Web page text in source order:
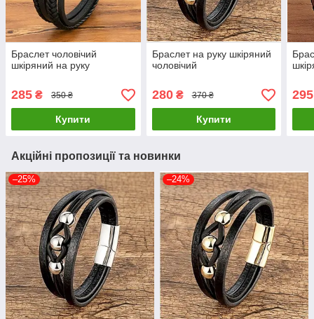
Браслет чоловічий
шкіряний на руку
285 ₴ 350 ₴
Купити
Браслет на руку шкіряний
чоловічий
280₴ 370 ₴
Купити
295
Акційні пропозиції та новинки
–25% –24%